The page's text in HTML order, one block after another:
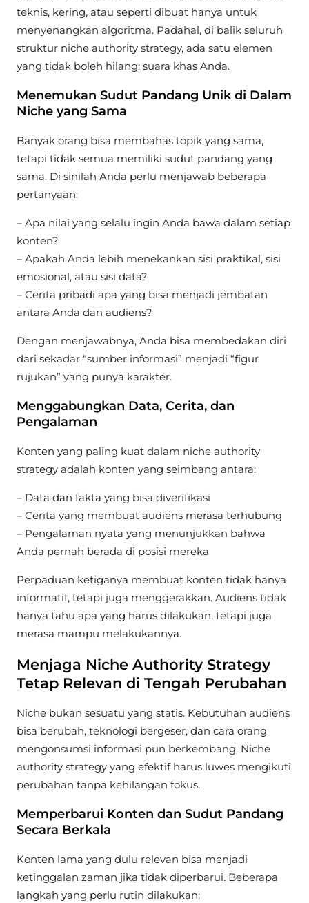
teknis, kering, atau seperti dibuat hanya untuk
menyenangkan algoritma. Padahal, di balik seluruh
struktur niche authority strategy, ada satu elemen
yang tidak boleh hilang: suara khas Anda.
Menemukan Sudut Pandang Unik di Dalam
Niche yang Sama
Banyak orang bisa membahas topik yang sama,
tetapi tidak semua memiliki sudut pandang yang
sama. Di sinilah Anda perlu menjawab beberapa
pertanyaan:
– Apa nilai yang selalu ingin Anda bawa dalam setiap
konten?
– Apakah Anda lebih menekankan sisi praktikal, sisi
emosional, atau sisi data?
– Cerita pribadi apa yang bisa menjadi jembatan
antara Anda dan audiens?
Dengan menjawabnya, Anda bisa membedakan diri
dari sekadar “sumber informasi” menjadi “figur
rujukan” yang punya karakter.
Menggabungkan Data, Cerita, dan
Pengalaman
Konten yang paling kuat dalam niche authority
strategy adalah konten yang seimbang antara:
– Data dan fakta yang bisa diverifikasi
– Cerita yang membuat audiens merasa terhubung
– Pengalaman nyata yang menunjukkan bahwa
Anda pernah berada di posisi mereka
Perpaduan ketiganya membuat konten tidak hanya
informatif, tetapi juga menggerakkan. Audiens tidak
hanya tahu apa yang harus dilakukan, tetapi juga
merasa mampu melakukannya.
Menjaga Niche Authority Strategy
Tetap Relevan di Tengah Perubahan
Niche bukan sesuatu yang statis. Kebutuhan audiens
bisa berubah, teknologi bergeser, dan cara orang
mengonsumsi informasi pun berkembang. Niche
authority strategy yang efektif harus luwes mengikuti
perubahan tanpa kehilangan fokus.
Memperbarui Konten dan Sudut Pandang
Secara Berkala
Konten lama yang dulu relevan bisa menjadi
ketinggalan zaman jika tidak diperbarui. Beberapa
langkah yang perlu rutin dilakukan: